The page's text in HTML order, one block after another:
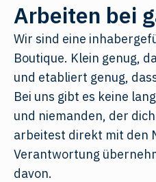
Arbeiten bei
Wir sind eine
Boutique. Klein genug,
und etabliert genug,
Bei uns gibt es keine
und niemanden, der
arbeitest direkt mit den
Verantwortung
davon.